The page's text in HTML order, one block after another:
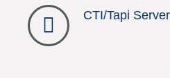
CTI/Tapi